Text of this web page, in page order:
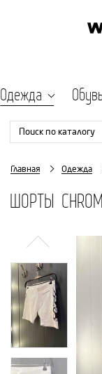
Одежда
Поиск по каталогу
Главная Одежда
ШОРТЫ